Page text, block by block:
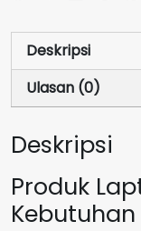
SSD
TB
Silver
2
Deskripsi
Ulasan (0)
Deskripsi
Produk
Kebutuhan